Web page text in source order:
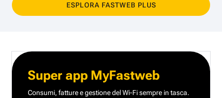
ESPLORA FASTWEB PLUS
Super app MyFastweb
Consumi, fatture e gestione del Wi-Fi sempre in tasca.